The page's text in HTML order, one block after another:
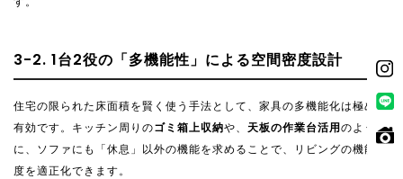
3-2. 1台2役の「多機能性」による空間密度設計
住宅の限られた床面積を賢く使う手法として、家具の多機能化は極めて
有効です。キッチン周りのゴミ箱上収納や、 天板の作業台活用のよう
に、ソファにも「休息」以外の機能を求めることで、リビングの機能密
度を適正化できます。